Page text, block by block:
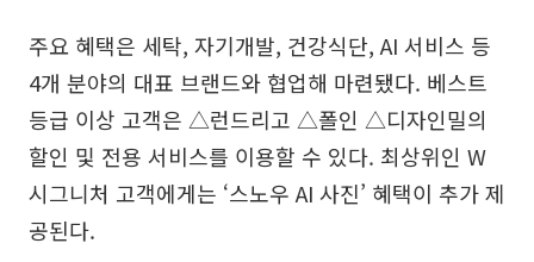
주요 혜택은 세탁, 자기개발, 건강식단, AI 서비스 등
4개 분야의 대표 브랜드와 협업해 마련됐다. 베스트
등급 이상 고객은 △런드리고 △폴인 △디자인밀의
할인 및 전용 서비스를 이용할 수 있다. 최상위인 W
시그니처 고객에게는 ‘스노우 AI 사진’ 혜택이 추가 제
공된다.